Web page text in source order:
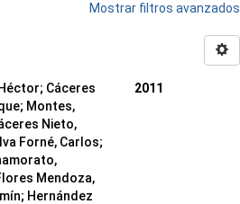
Mostrar filtros avanzados
; Cáceres
; Montes,
Nieto,
Forné, Carlos;
Mendoza,
; Hernández
2011